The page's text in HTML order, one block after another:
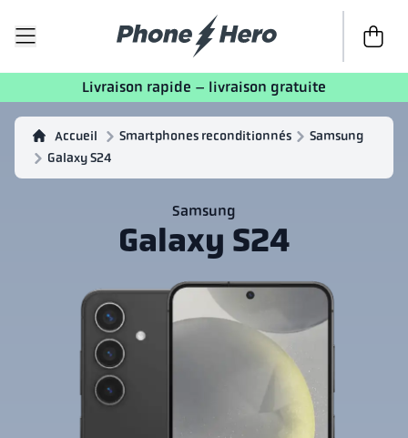
Passer
Livraison rapide – livraison gratuite
Accueil Smartphones reconditionnés
Samsung
Galaxy S24
Samsung
Galaxy S24